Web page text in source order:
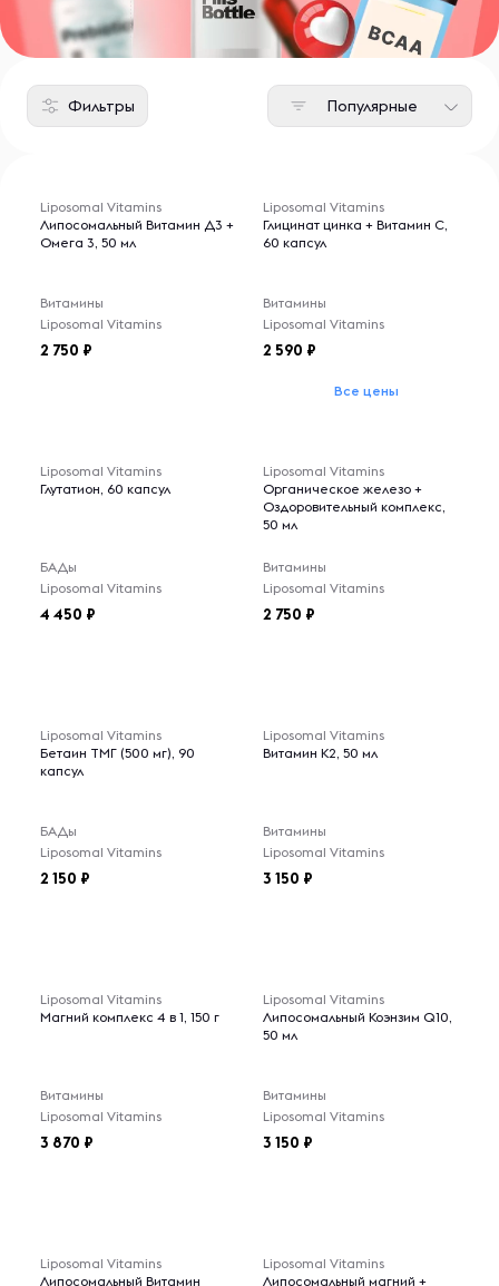
Фильтры Популярные
Liposomal Vitamins
Липосомальный Витамин Д3 +
Омега 3, 50 мл
Витамины
Liposomal Vitamins
2 750
Liposomal Vitamins
Глицинат цинка + Витамин С,
60 капсул
Витамины
Liposomal Vitamins
2 590
Все цены
Liposomal Vitamins
Глутатион, 60 капсул
БАДы
Liposomal Vitamins
4 450
Liposomal Vitamins
Органическое железо +
Оздоровительный комплекс,
50 мл
Витамины
Liposomal Vitamins
2 750
Liposomal Vitamins
Бетаин ТМГ (500 мг), 90
капсул
БАДы
Liposomal Vitamins
2 150
Liposomal Vitamins
Витамин К2, 50 мл
Витамины
Liposomal Vitamins
3 150
Liposomal Vitamins
Магний комплекс 4 в 1, 150 г
Витамины
Liposomal Vitamins
3 870
Liposomal Vitamins
Липосомальный Коэнзим Q10,
50 мл
Витамины
Liposomal Vitamins
3 150
Liposomal Vitamins
Липосомальный Витамин
Liposomal Vitamins
Липосомальный магний +